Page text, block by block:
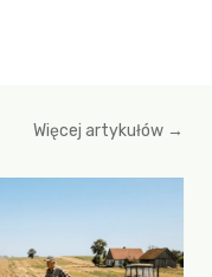
Więcej artykułów →